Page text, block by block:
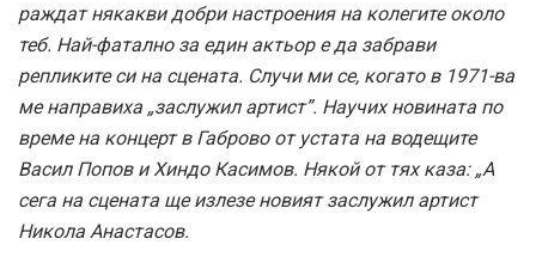
раждат някакви добри настроения на колегите около
теб. Най-фатално за един актьор е да забрави
репликите си на сцената. Случи ми се, когато в 1971-ва
ме направиха „заслужил артист”. Научих новината по
време на концерт в Габрово от устата на водещите
Васил Попов и Хиндо Касимов. Някой от тях каза: „А
сега на сцената ще излезе новият заслужил артист
Никола Анастасов.